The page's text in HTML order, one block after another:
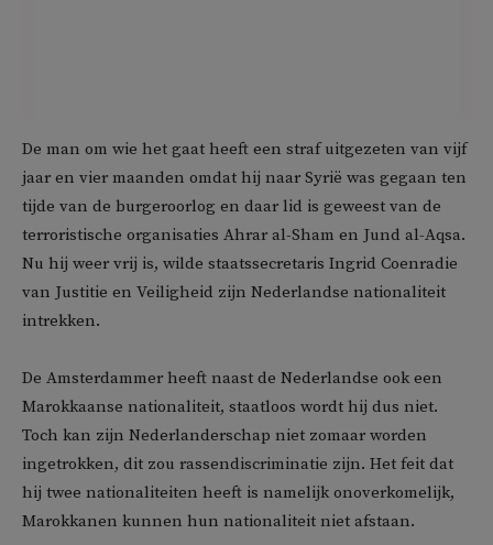
De man om wie het gaat heeft een straf uitgezeten van vijf
jaar en vier maanden omdat hij naar Syrië was gegaan ten
tijde van de burgeroorlog en daar lid is geweest van de
terroristische organisaties Ahrar al-Sham en Jund al-Aqsa.
Nu hij weer vrij is, wilde staatssecretaris Ingrid Coenradie
van Justitie en Veiligheid zijn Nederlandse nationaliteit
intrekken.
De Amsterdammer heeft naast de Nederlandse ook een
Marokkaanse nationaliteit, staatloos wordt hij dus niet.
Toch kan zijn Nederlanderschap niet zomaar worden
ingetrokken, dit zou rassendiscriminatie zijn. Het feit dat
hij twee nationaliteiten heeft is namelijk onoverkomelijk,
Marokkanen kunnen hun nationaliteit niet afstaan.